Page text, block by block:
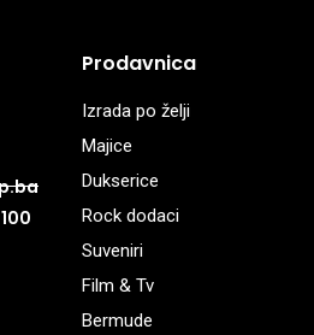
Prodavnica
Izrada po želji
Majice
Dukserice
Rock dodaci
Suveniri
Film & Tv
Bermude